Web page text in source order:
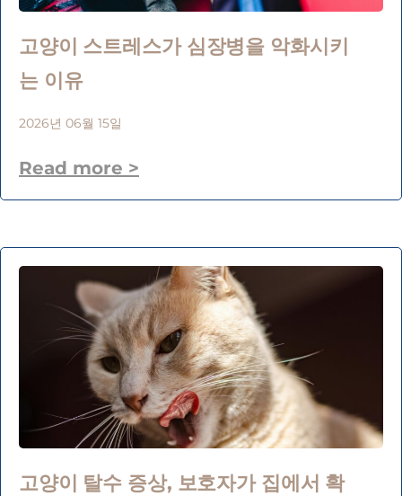
고양이 스트레스가 심장병을 악화시키
는 이유
2026년 06월 15일
Read more >
고양이 탈수 증상, 보호자가 집에서 확